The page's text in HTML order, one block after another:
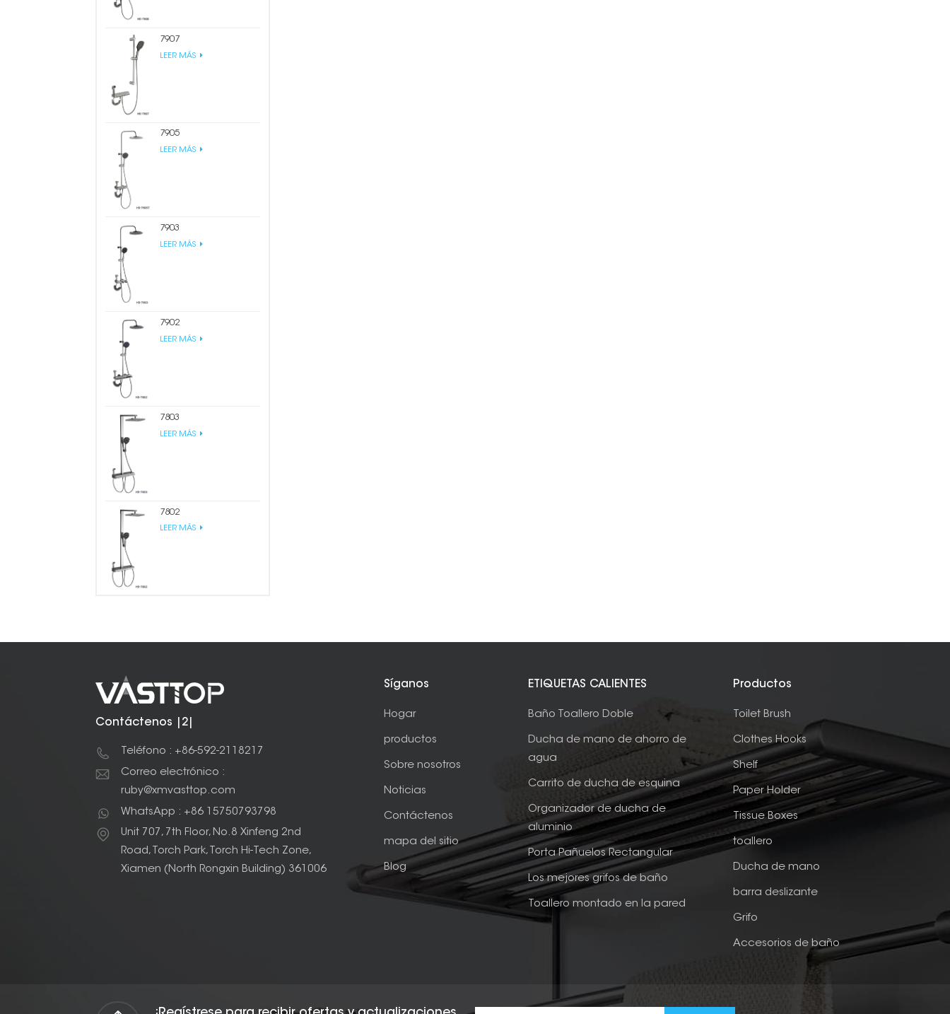
7907
LEER MÁS
7905
LEER MÁS
7903
LEER MÁS
7902
LEER MÁS
7803
LEER MÁS
7802
LEER MÁS
Contáctenos |2|
Teléfono : +86-592-2118217
Correo electrónico :
ruby@xmvasttop.com
WhatsApp : +86 15750793798
Unit 707, 7th Floor, No.8 Xinfeng 2nd
Road, Torch Park, Torch Hi-Tech Zone,
Xiamen (North Rongxin Building) 361006
Síganos
Hogar
productos
Sobre nosotros
Noticias
Contáctenos
mapa del sitio
Blog
ETIQUETAS CALIENTES
Baño Toallero Doble
Ducha de mano de ahorro de
agua
Carrito de ducha de esquina
Organizador de ducha de
aluminio
Porta Pañuelos Rectangular
Los mejores grifos de baño
Toallero montado en la pared
Productos
Toilet Brush
Clothes Hooks
Shelf
Paper Holder
Tissue Boxes
toallero
Ducha de mano
barra deslizante
Grifo
Accesorios de baño